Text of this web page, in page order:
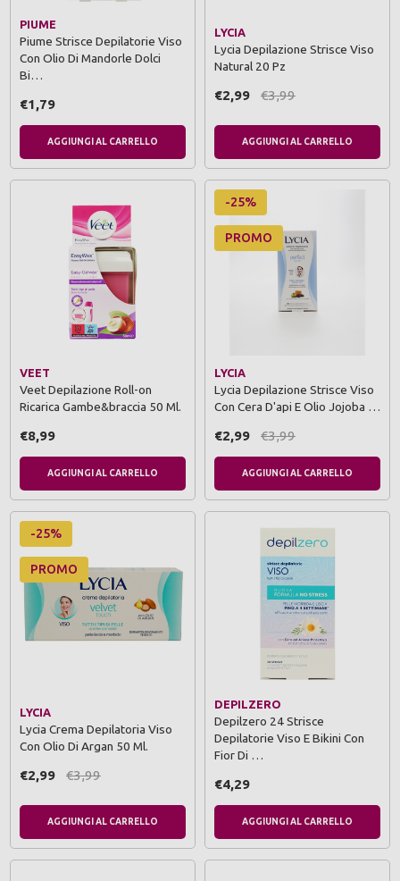
PIUME
Piume Strisce Depilatorie Viso
Con Olio Di Mandorle Dolci
Bi…
€1,79
AGGIUNGI AL CARRELLO
LYCIA
Lycia Depilazione Strisce Viso
Natural 20 Pz
€2,99 €3,99
AGGIUNGI AL CARRELLO
VEET
Veet Depilazione Roll-on
Ricarica Gambe&braccia 50 Ml.
€8,99
AGGIUNGI AL CARRELLO
-25%
PROMO
LYCIA
Lycia Depilazione Strisce Viso
Con Cera D'api E Olio Jojoba …
€2,99 €3,99
AGGIUNGI AL CARRELLO
-25%
PROMO
LYCIA
Lycia Crema Depilatoria Viso
Con Olio Di Argan 50 Ml.
€2,99 €3,99
AGGIUNGI AL CARRELLO
DEPILZERO
Depilzero 24 Strisce
Depilatorie Viso E Bikini Con
Fior Di …
€4,29
AGGIUNGI AL CARRELLO